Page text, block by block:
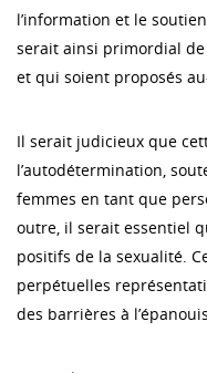
l’information et le
serait ainsi primordial de
et qui soient proposés
Il serait judicieux que
l’autodétermination,
femmes en tant que
outre, il serait essentiel
positifs de la sexualité.
perpétuelles
des barrières à